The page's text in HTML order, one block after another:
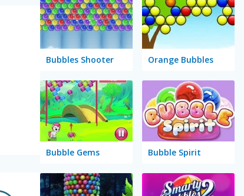
Bubbles Shooter Orange Bubbles
Bubble Gems Bubble Spirit